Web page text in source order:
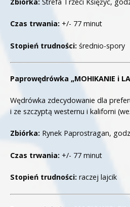
Czas trwania: +/- 77 minut
Stopień trudności: średnio-spory
Paprowędrówka „MOHIKANIE i
Wędrówka zdecydowanie dla
i ze szczyptą westernu i kaliforni
Zbiórka: Rynek Paprostragan,
Czas trwania: +/- 77 minut
Stopień trudności: raczej lajcik